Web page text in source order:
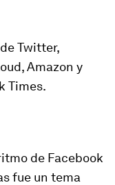
Twitter,
Amazon y
Times.
de Facebook
fue un tema